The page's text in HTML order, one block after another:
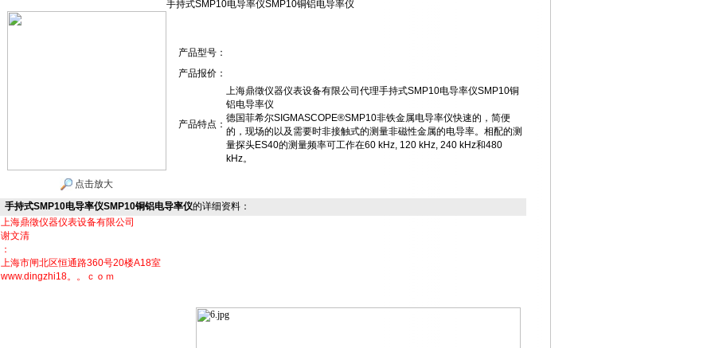
手持式SMP10电导率仪SMP10铜铝电导率仪
点击放大
产品型号：
产品报价：
产品特点：
上海鼎徵仪器仪表设备有限公司代理手持式SMP10电导率仪SMP10铜
铝电导率仪
德国菲希尔SIGMASCOPE®SMP10非铁金属电导率仪快速的，简便
的，现场的以及需要时非接触式的测量非磁性金属的电导率。相配的测
量探头ES40的测量频率可工作在60 kHz, 120 kHz, 240 kHz和480
kHz。
手持式SMP10电导率仪SMP10铜铝电导率仪的详细资料：
上海鼎徵仪器仪表设备有限公司
谢文清
：
上海市闸北区恒通路360号20楼A18室
www.dingzhi18。。ｃｏｍ